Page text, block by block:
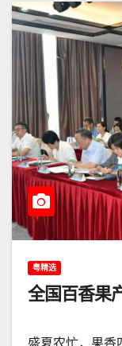
粤精选
全国百香果
盛夏农忙，果香